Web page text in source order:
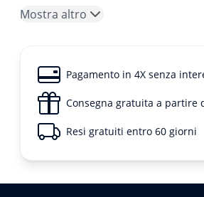
Mostra altro
Pagamento in 4X senza
Consegna gratuita a partire
Resi gratuiti entro 60 giorni